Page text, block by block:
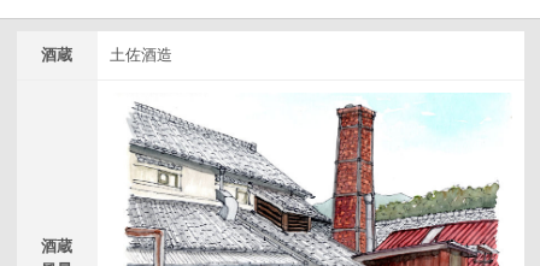
酒蔵 土佐酒造
酒蔵